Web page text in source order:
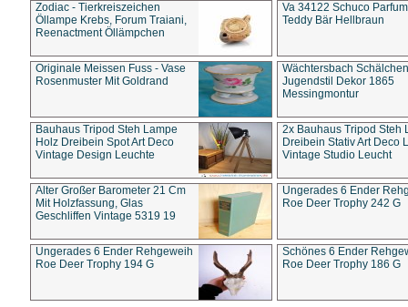
Zodiac - Tierkreiszeichen
Öllampe Krebs, Forum Traiani,
Reenactment Öllämpchen
Va 34122 Schuco
Teddy Bär Hellbraun
Originale Meissen Fuss - Vase
Rosenmuster Mit Goldrand
Wächtersbach Schälchen
Jugendstil Dekor 1865
Messingmontur
Bauhaus Tripod Steh Lampe
Holz Dreibein Spot Art Deco
Vintage Design Leuchte
2x Bauhaus Tripod Steh
Dreibein Stativ Art Deco
Vintage Studio Leucht
Alter Großer Barometer 21 Cm
Mit Holzfassung, Glas
Geschliffen Vintage 5319 19
Ungerades 6 Ender
Roe Deer Trophy 242 G
Ungerades 6 Ender Rehgeweih
Roe Deer Trophy 194 G
Schönes 6 Ender
Roe Deer Trophy 186 G